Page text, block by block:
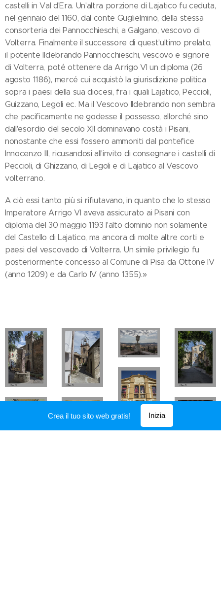
castelli in Val d'Era. Un'altra porzione di Lajatico fu ceduta,
nel gennaio del 1160, dal conte Guglielmino, della stessa
consorteria dei Pannocchieschi, a Galgano, vescovo di
Volterra. Finalmente il successore di quest'ultimo prelato,
il potente Ildebrando Pannocchieschi, vescovo e signore
di Volterra, poté ottenere da Arrigo VI un diploma (26
agosto 1186), mercé cui acquistò la giurisdizione politica
sopra i paesi della sua diocesi, fra i quali Lajatico, Peccioli,
Guizzano, Legoli ec. Ma il Vescovo Ildebrando non sembra
che pacificamente ne godesse il possesso, allorché sino
dall'esordio del secolo XII dominavano costà i Pisani,
nonostante che essi fossero ammoniti dal pontefice
Innocenzo III, ricusandosi all'invito di consegnare i castelli di
Peccioli, di Ghizzano, di Legoli e di Lajatico al Vescovo
volterrano.
A ciò essi tanto più si rifiutavano, in quanto che lo stesso
Imperatore Arrigo VI aveva assicurato ai Pisani con
diploma del 30 maggio 1193 l'alto dominio non solamente
del Castello di Lajatico, ma ancora di molte altre corti e
paesi del vescovado di Volterra. Un simile privilegio fu
posteriormente concesso al Comune di Pisa da Ottone IV
(anno 1209) e da Carlo IV (anno 1355).»
Crea il tuo sito web gratis! Inizia